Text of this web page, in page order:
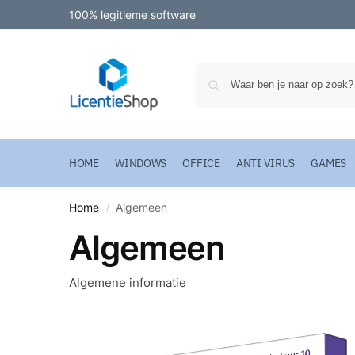
100% legitieme software
HOME WINDOWS OFFICE ANTI VIRUS GAMES
Home / Algemeen
Algemeen
Algemene informatie